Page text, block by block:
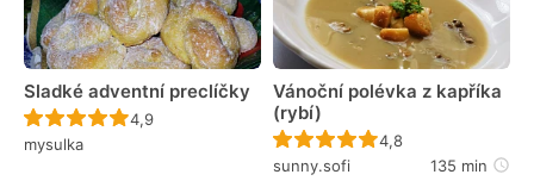
Sladké adventní preclíčky
Recept ještě nebyl hodnocen
4,9
mysulka
Vánoční polévka z kapříka
(rybí)
Recept ještě nebyl
4,8
sunny.sofi
135 min